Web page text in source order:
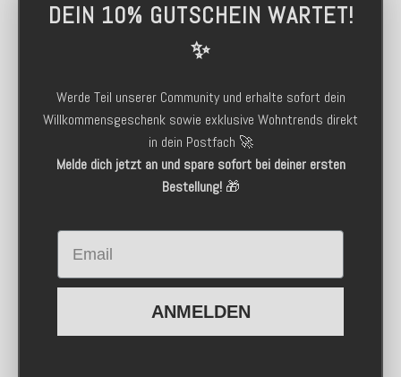
DEIN 10% GUTSCHEIN WARTET!
✨
Werde Teil unserer Community und erhalte sofort dein
Willkommensgeschenk sowie exklusive Wohntrends direkt
in dein Postfach 🚀
Melde dich jetzt an und spare sofort bei deiner ersten
Bestellung!🎁
Email
ANMELDEN